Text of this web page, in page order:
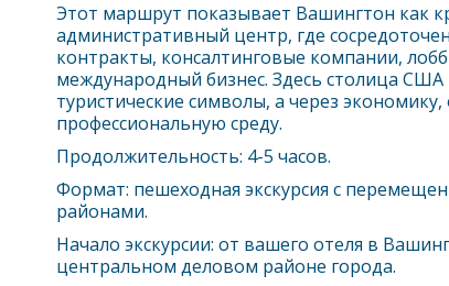
Этот маршрут показывает Вашингтон как
административный центр, где
контракты, консалтинговые компании,
международный бизнес. Здесь столица США
туристические символы, а через
профессиональную среду.
Продолжительность: 4-5 часов.
Формат: пешеходная экскурсия с
районами.
Начало экскурсии: от вашего отеля в
центральном деловом районе города.